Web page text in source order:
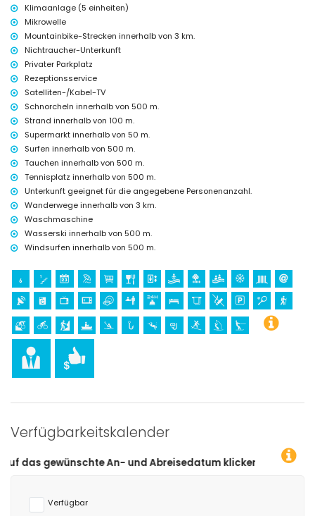
Zusatzbett und Kinderbett (auf Anfrage)
Unterhaltungs- und Freizeitaktivitäten für Ihren Urlaub in Jávea,
Costa Blanca
Diskothek, Bar und Promenade (Paseo De L'Arenal) (innerhalb von 500
Metern vom Haus)
Kino und Theater (innerhalb von 5 Kilometern vom Haus)
Sehenswürdigkeiten und Kultur in Jávea, Costa Blanca
Museum (Histórico de Jávea), Kirche (Virgen de Loreto, Jávea
(Puerto)), Ruine (Molinos de Viento, Jávea), Denkmal (Histórico de
Jávea), architektonisches Gebäude (Histórico de Jávea) und
historischer Ort (Histórico de Jávea) (innerhalb von 5 Kilometern von
der Unterkunft)
Burg (Castillo de Denia und Denia) (innerhalb von 25 Kilometern von
der Unterkunft)
Sport
Tennis, Radfahren, Kanufahren, Kajakfahren, Angeln, Tauchen,
Schnorcheln, Surfen, Windsurfen und Wasserski (innerhalb von 1000
Wandern, Mountainbiking und Klettern (innerhalb von 5 Kilometern von
der Wohnung)
Golf (Club de Golf Jávea) und Reiten (innerhalb von 10 Kilometern von
der Wohnung)
Klimaanlage (5 einheiten)
Mikrowelle
Mountainbike-Strecken innerhalb von 3 km.
Nichtraucher-Unterkunft
Privater Parkplatz
Rezeptionsservice
Satelliten-/Kabel-TV
Schnorcheln innerhalb von 500 m.
Strand innerhalb von 100 m.
Supermarkt innerhalb von 50 m.
Surfen innerhalb von 500 m.
Tauchen innerhalb von 500 m.
Tennisplatz innerhalb von 500 m.
Unterkunft geeignet für die angegebene Personenanzahl.
Wanderwege innerhalb von 3 km.
Waschmaschine
Wasserski innerhalb von 500 m.
Windsurfen innerhalb von 500 m.
Verfügbarkeitskalender
An- und Abreisedatum klicken!
Verfügbar